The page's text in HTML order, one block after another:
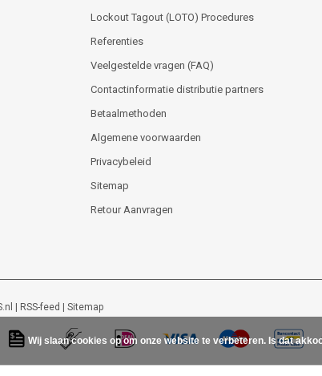
Lockout Tagout (LOTO) Procedures
Referenties
Veelgestelde vragen (FAQ)
Contactinformatie distributie partners
Betaalmethoden
Algemene voorwaarden
Privacybeleid
Sitemap
Retour Aanvragen
| RSS-feed | Sitemap
opKiyoh
Wij slaan cookies op om onze website te verbeteren. Is dat